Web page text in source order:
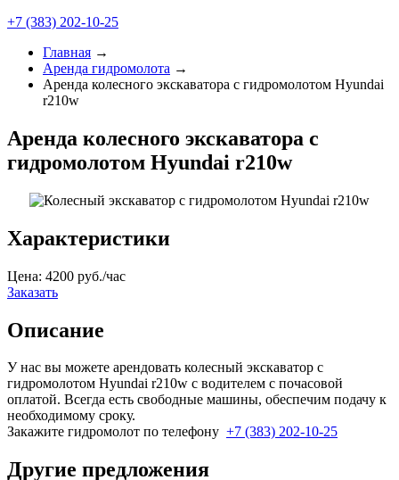
+7 (383) 202-10-25
Главная →
Аренда гидромолота →
Аренда колесного экскаватора с гидромолотом Hyundai
r210w
Аренда колесного экскаватора с
гидромолотом Hyundai r210w
Характеристики
Цена: 4200 руб./час
Заказать
Описание
У нас вы можете арендовать колесный экскаватор с
гидромолотом Hyundai r210w с водителем с почасовой
оплатой. Всегда есть свободные машины, обеспечим подачу к
необходимому сроку.
Закажите гидромолот по телефону +7 (383) 202-10-25
Другие предложения